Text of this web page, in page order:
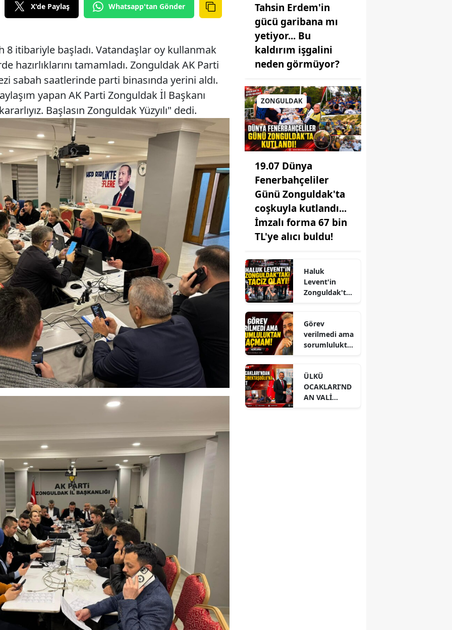
X'de Paylaş Whatsapp'tan Gönder
8 itibariyle başladı. Vatandaşlar oy kullanmak
hazırlıklarını tamamladı. Zonguldak AK Parti
sabah saatlerinde parti binasında yerini aldı.
yapan AK Parti Zonguldak İl Başkanı
Başlasın Zonguldak Yüzyılı" dedi.
Tahsin Erdem'in
gücü garibana mı
yetiyor... Bu
kaldırım işgalini
neden görmüyor?
ZONGULDAK
19.07 Dünya
Fenerbahçeliler
Günü Zonguldak'ta
coşkuyla kutlandı...
İmzalı forma 67 bin
TL'ye alıcı buldu!
Haluk
Levent'in
Zonguldak'ta
Görev
verilmedi ama
sorumlulukta
ÜLKÜ
OCAKLARI’ND
AN VALİ